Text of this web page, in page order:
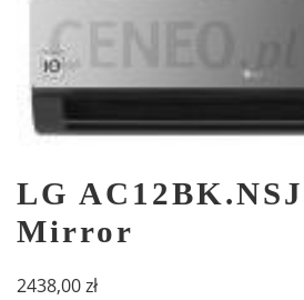
LG
Mirror
2438,00zł